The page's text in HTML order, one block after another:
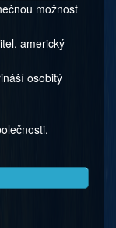
možnost
americký
osobitý